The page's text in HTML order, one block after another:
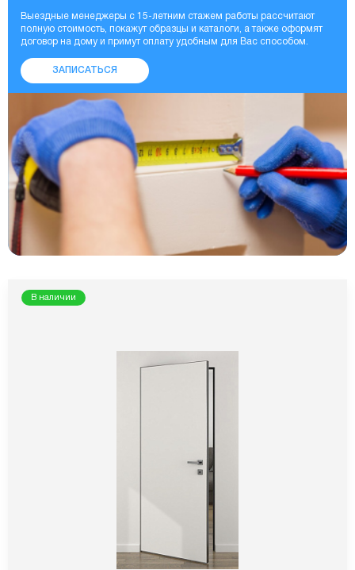
Выездные менеджеры с 15-летним стажем работы рассчитают
полную стоимость, покажут образцы и каталоги, а также оформят
договор на дому и примут оплату удобным для Вас способом.
ЗАПИСАТЬСЯ
В наличии